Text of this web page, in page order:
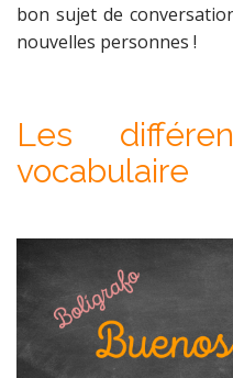
bon sujet de
nouvelles personnes !
Les
vocabulaire